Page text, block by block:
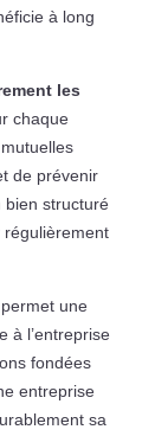
à long
les
chaque
de prévenir
bien structuré
une
à l’entreprise
fondées
entreprise
sa